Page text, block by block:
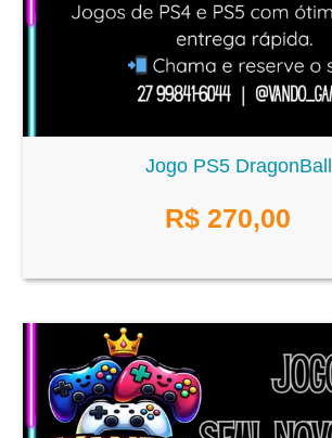
Jogo PS5 DragonBall
R$ 270,00